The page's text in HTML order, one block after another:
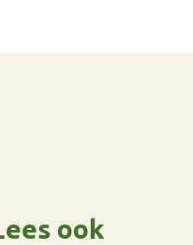
ook